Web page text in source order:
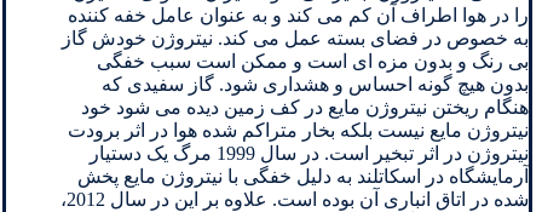
را در هوا اطراف آن کم می کند و به عنوان عامل خفه کننده
به خصوص در فضای بسته عمل می کند. نیتروژن خودش گاز
بی رنگ و بدون مزه ای است و ممکن است سبب خفگی
بدون هیچ گونه احساس و هشداری شود. گاز سفیدی که
هنگام ریختن نیتروژن مایع در کف زمین دیده می شود خود
نیتروژن مایع نیست بلکه بخار متراکم شده هوا در اثر برودت
نیتروژن در اثر تبخیر است. در سال 1999 مرگ یک دستیار
آرمایشگاه در اسکاتلند به دلیل خفگی با نیتروژن مایع پخش
شده در اتاق انباری آن بوده است. علاوه بر این در سال 2012،